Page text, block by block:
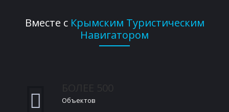
Вместе с Крымским Туристическим
Навигатором
Объектов